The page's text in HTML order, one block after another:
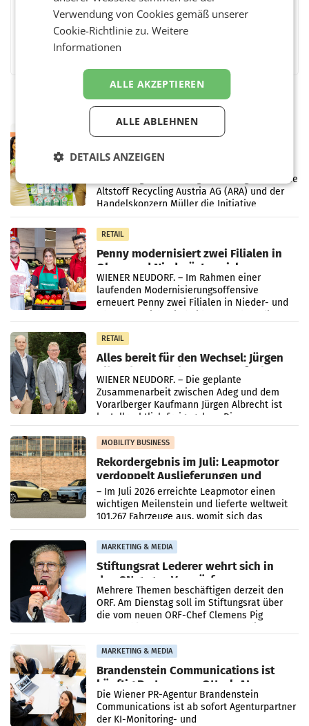
Müller informieren am POS über
Über den gesamten August hinweg rücken die
Altstoff Recycling Austria AG (ARA) und der
Handelskonzern Müller die Initiative
„Kreislauf-Helden“ in allen österreichischen
Müller-Filialen
RETAIL
Penny modernisiert zwei Filialen in
Ober- und Niederösterreich
WIENER NEUDORF. – Im Rahmen einer
laufenden Modernisierungsoffensive
erneuert Penny zwei Filialen in Nieder- und
RETAIL
Alles bereit für den Wechsel: Jürgen
Albrecht setzt ab 1.1.2027 auf Adeg
WIENER NEUDORF. – Die geplante
Zusammenarbeit zwischen Adeg und dem
Vorarlberger Kaufmann Jürgen Albrecht ist
kartellrechtlich freigegeben: Die
Bundeswettbewerbsbehörde und der
Bundeskartellanwalt
MOBILITY BUSINESS
Rekordergebnis im Juli: Leapmotor
verdoppelt Auslieferungen und
überschreitet die 100.000er-Marke
– Im Juli 2026 erreichte Leapmotor einen
wichtigen Meilenstein und lieferte weltweit
101.267 Fahrzeuge aus, womit sich das
Ergebnis gegenüber Juli 2025 mehr als
verdoppelte (+102
MARKETING & MEDIA
Stiftungsrat Lederer wehrt sich in
den SN gegen Vorwürfe
Mehrere Themen beschäftigen derzeit den
ORF. Am Dienstag soll im Stiftungsrat über
die vom neuen ORF-Chef Clemens Pig
MARKETING & MEDIA
Brandenstein Communications ist
künftig Partner von OtterlyAI
Die Wiener PR-Agentur Brandenstein
Communications ist ab sofort Agenturpartner
der KI-Monitoring- und
Verwendung von Cookies gemäß unserer
Cookie-Richtlinie zu.Weitere
Informationen
ALLE AKZEPTIEREN
ALLE ABLEHNEN
DETAILS ANZEIGEN